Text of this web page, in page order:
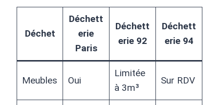
Déchet
Déchett
erie
Paris
Déchett
erie 92
Déchett
erie 94
Meubles Oui
Limitée
à 3m³
Sur RDV